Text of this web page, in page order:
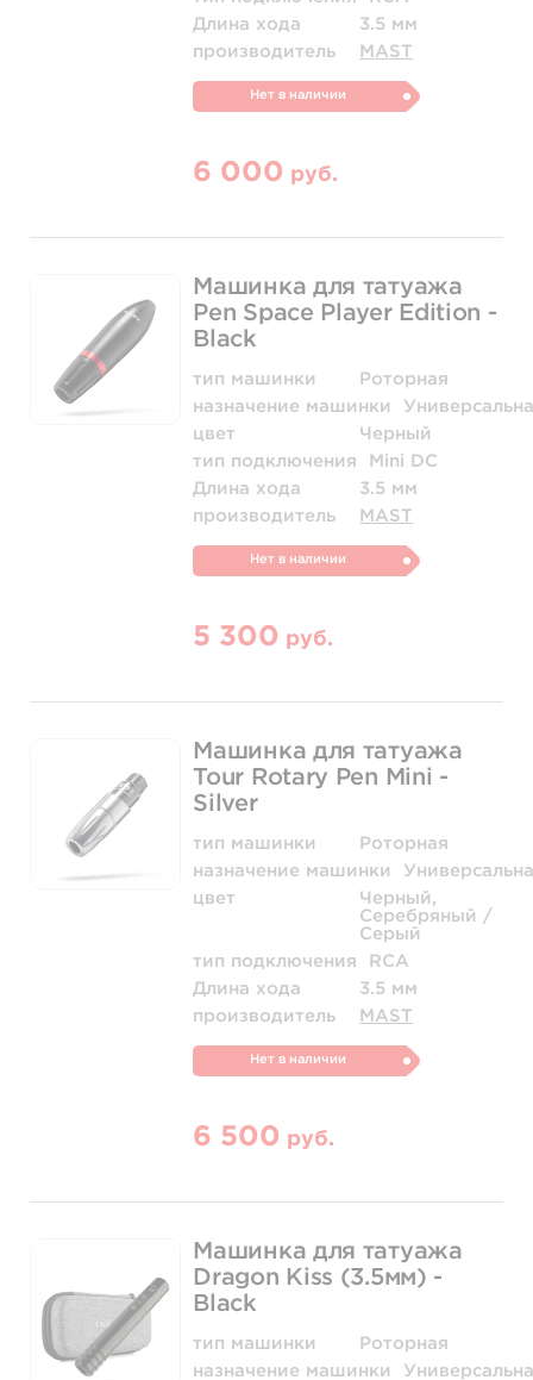
Длина хода
3.5 мм
производитель
MAST
Нет в наличии
6 000 руб.
Машинка для татуажа
Pen Space Player Edition -
Black
тип машинки
Роторная
назначение машинки
цвет
Черный
тип подключения
Mini DC
Длина хода
3.5 мм
производитель
MAST
Нет в наличии
5 300 руб.
Машинка для татуажа
Tour Rotary Pen Mini -
Silver
тип машинки
Роторная
назначение машинки
цвет
Черный,
Серебряный /
Серый
тип подключения
RCA
Длина хода
3.5 мм
производитель
MAST
Нет в наличии
6 500 руб.
Машинка для татуажа
Dragon Kiss (3.5мм) -
Black
тип машинки
Роторная
назначение машинки